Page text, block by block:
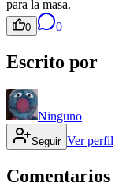
para la masa.
0 0
Escrito por
Ninguno
Seguir Ver perfil
Comentarios